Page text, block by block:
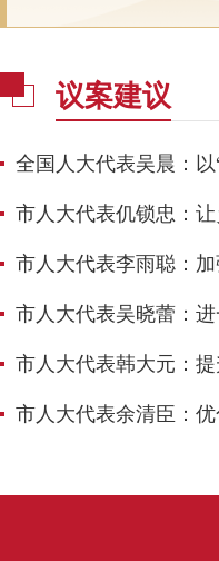
议案建议
全国人大代表吴晨：
市人大代表仉锁忠：
市人大代表李雨聪：
市人大代表吴晓蕾：
市人大代表韩大元：
市人大代表余清臣：